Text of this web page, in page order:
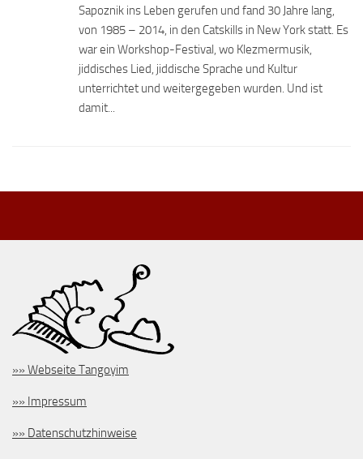
Sapoznik ins Leben gerufen und fand 30 Jahre lang,
von 1985 – 2014, in den Catskills in New York statt. Es
war ein Workshop-Festival, wo Klezmermusik,
jiddisches Lied, jiddische Sprache und Kultur
unterrichtet und weitergegeben wurden. Und ist
damit...
»» Webseite Tangoyim
»» Impressum
»» Datenschutzhinweise